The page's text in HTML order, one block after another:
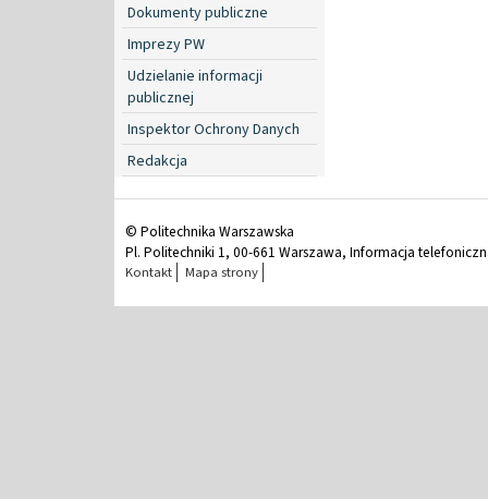
Dokumenty publiczne
Imprezy PW
Udzielanie informacji
publicznej
Inspektor Ochrony Danych
Redakcja
© Politechnika Warszawska
Pl. Politechniki 1, 00-661 Warszawa, Informacja
Kontakt Mapa strony